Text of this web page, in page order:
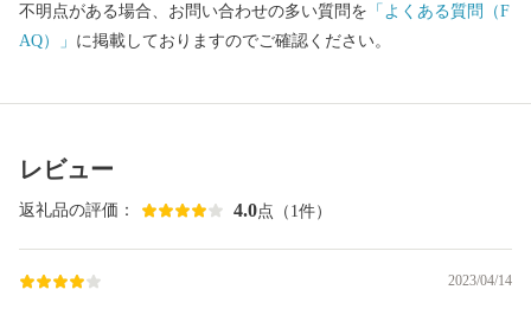
不明点がある場合、お問い合わせの多い質問を 「よくある質問（F
AQ）」 に掲載しておりますのでご確認ください。
レビュー
返礼品の評価： 4.0点（1件）
2023/04/14